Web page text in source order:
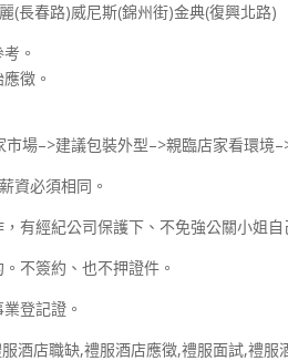
(長春路)威尼斯(錦州街)金典(復興北路)
。
徵。
場–>建議包裝外型–>親臨店家看環境
資必須相同。
有經紀公司保護下、不免強公關小姐自
不簽約、也不押證件。
登記證。
酒店職缺,禮服酒店應徵,禮服面試,禮